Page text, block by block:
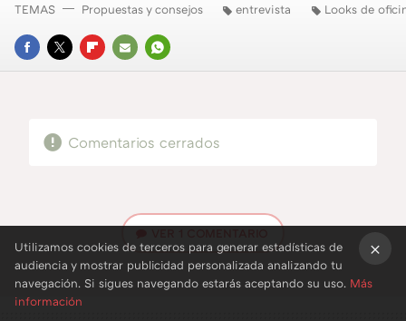
FACEBOOK
TWITTERFLIPBOARD
E-
WHATSAPP
TEMAS Propuestas y consejos entrevista Looks de
Comentarios cerrados
Utilizamos cookies de terceros para generar estadísticas de
audiencia y mostrar publicidad personalizada analizando tu
navegación. Si sigues navegando estarás aceptando su uso. Más
información